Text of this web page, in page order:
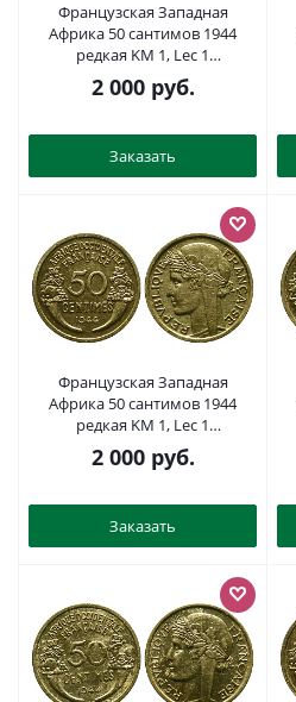
Французская Западная
Африка 50 сантимов 1944
редкая KM 1, Lec 1
алюминиевая бронза aUNC
4381-929
2 000руб.
Заказать
Французская Западная
Африка 50 сантимов 1944
редкая KM 1, Lec 1
алюминиевая бронза aUNC
4381-942
2 000руб.
Заказать